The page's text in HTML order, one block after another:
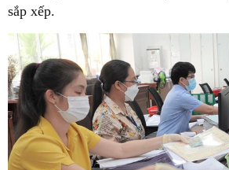
sắp xếp.